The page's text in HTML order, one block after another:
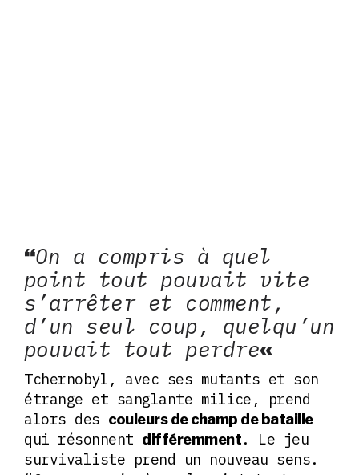
“On a compris à quel
point tout pouvait vite
s’arrêter et comment,
d’un seul coup, quelqu’un
pouvait tout perdre«
Tchernobyl, avec ses mutants et son
étrange et sanglante milice, prend
alors des couleurs de champ de bataille
qui résonnent différemment. Le jeu
survivaliste prend un nouveau sens.